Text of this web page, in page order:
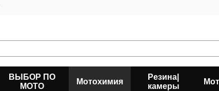
ВЫБОР ПО
МОТО
Мотохимия
Резина|
камеры